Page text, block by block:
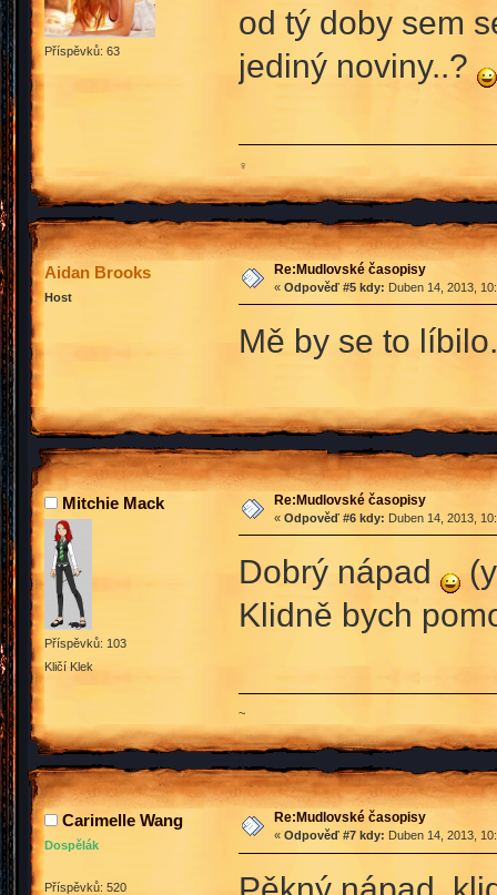
Příspěvků: 63
od tý doby sem
jediný noviny..?
♀
Aidan Brooks
Host
Re:Mudlovské časopisy
« Odpověď #5 kdy: Duben 14, 2013,
Mě by se to
Mitchie Mack
Příspěvků: 103
Kličí Klek
Re:Mudlovské časopisy
« Odpověď #6 kdy: Duben 14, 2013,
Dobrý nápad
Klidně bych
~
Carimelle Wang
Dospělák
Příspěvků: 520
Re:Mudlovské časopisy
« Odpověď #7 kdy: Duben 14, 2013,